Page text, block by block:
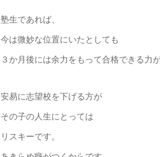
塾生であれば、
今は微妙な位置にいたとしても
３か月後には余力をもって合格できる力
安易に志望校を下げる方が
その子の人生にとっては
リスキーです。